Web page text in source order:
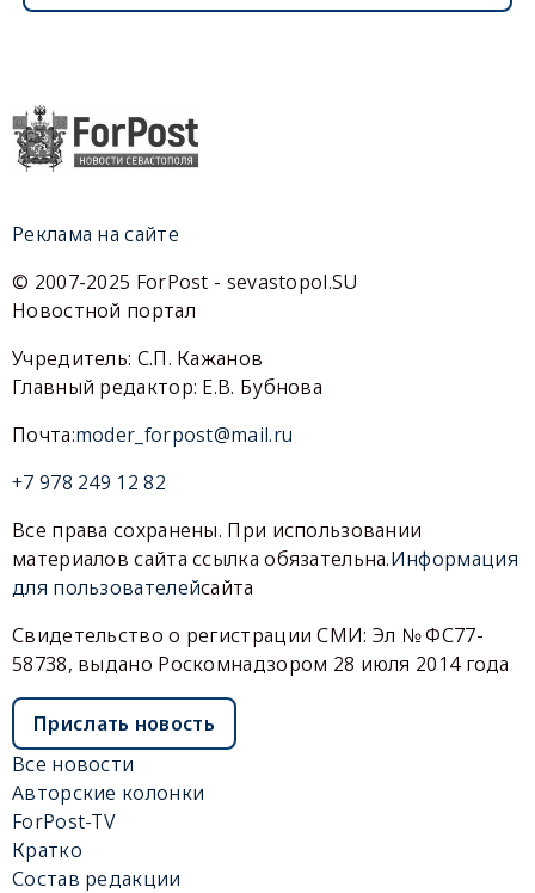
Реклама на сайте
© 2007-2025 ForPost - sevastopol.SU
Новостной портал
Учредитель: С.П. Кажанов
Главный редактор: Е.В. Бубнова
Почта:moder_forpost@mail.ru
+7 978 249 12 82
Все права сохранены. При использовании
материалов сайта ссылка обязательна.Информация
для пользователейсайта
Свидетельство о регистрации СМИ: Эл № ФС77-
58738, выдано Роскомнадзором 28 июля 2014 года
Прислать новость
Все новости
Авторские колонки
ForPost-TV
Кратко
Состав редакции